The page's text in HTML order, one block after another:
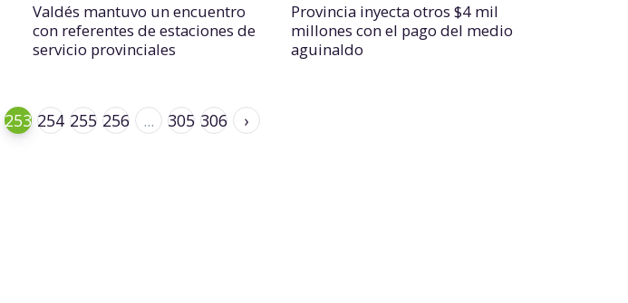
Valdés mantuvo un encuentro
con referentes de estaciones de
servicio provinciales
Provincia inyecta otros $4 mil
millones con el pago del medio
aguinaldo
253 254 255 256 ... 305 306 ›